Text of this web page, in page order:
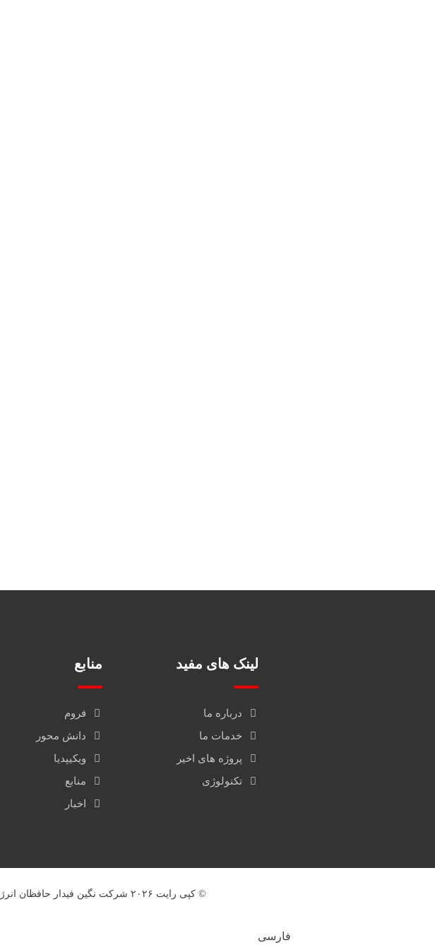
لینک های مفید
درباره ما
خدمات ما
پروژه های اخیر
تکنولوژی
منابع
فروم
دانش محور
ویکیپدیا
منابع
اخبار
© کپی رایت ۲۰۲۶ شرکت نگین فیدار حافظان انرژی
فارسی